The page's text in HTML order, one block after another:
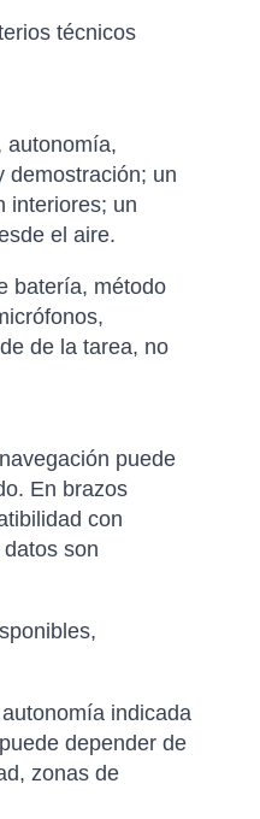
técnicos
autonomía,
demostración; un
interiores; un
el aire.
batería, método
de la tarea, no
puede
En brazos
con
son
indicada
depender de
zonas de